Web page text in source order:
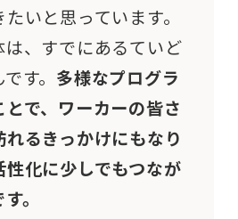
いと思っています。
は、すでにあるていど
す。 多様なプログラ
で、ワーカーの皆さ
るきっかけにもなり
性化に少しでもつなが
。